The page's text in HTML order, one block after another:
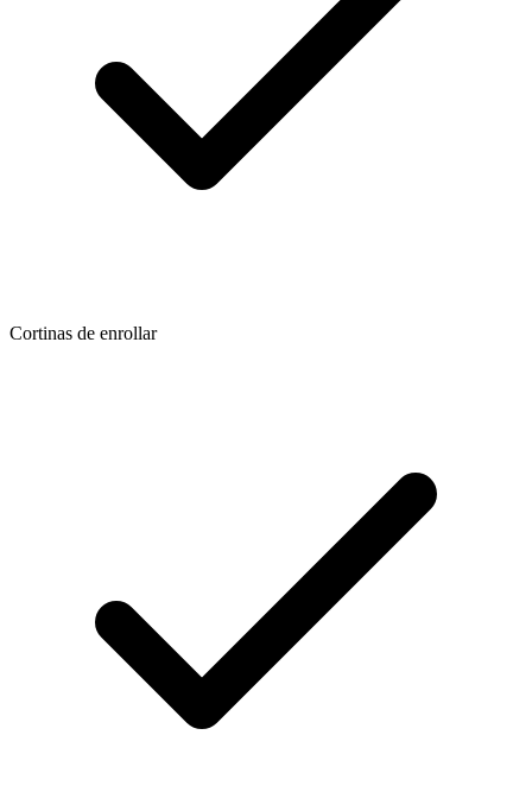
Cortinas de enrollar